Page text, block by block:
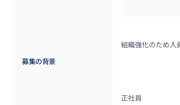
募集の背景
組織強化のため人
正社員